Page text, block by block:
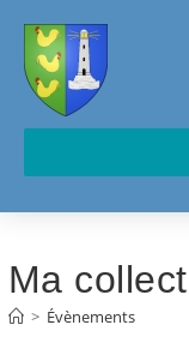
Ma
> Évènements